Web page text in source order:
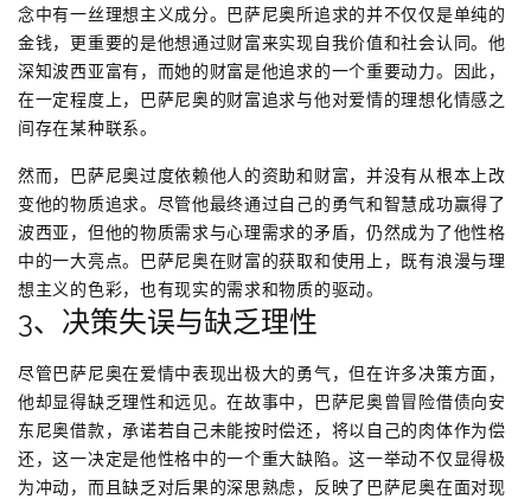
念中有一丝理想主义成分。巴萨尼奥所追求的并不仅仅是单纯的
金钱，更重要的是他想通过财富来实现自我价值和社会认同。他
深知波西亚富有，而她的财富是他追求的一个重要动力。因此，
在一定程度上，巴萨尼奥的财富追求与他对爱情的理想化情感之
间存在某种联系。
然而，巴萨尼奥过度依赖他人的资助和财富，并没有从根本上改
变他的物质追求。尽管他最终通过自己的勇气和智慧成功赢得了
波西亚，但他的物质需求与心理需求的矛盾，仍然成为了他性格
中的一大亮点。巴萨尼奥在财富的获取和使用上，既有浪漫与理
想主义的色彩，也有现实的需求和物质的驱动。
3、决策失误与缺乏理性
尽管巴萨尼奥在爱情中表现出极大的勇气，但在许多决策方面，
他却显得缺乏理性和远见。在故事中，巴萨尼奥曾冒险借债向安
东尼奥借款，承诺若自己未能按时偿还，将以自己的肉体作为偿
还，这一决定是他性格中的一个重大缺陷。这一举动不仅显得极
为冲动，而且缺乏对后果的深思熟虑，反映了巴萨尼奥在面对现